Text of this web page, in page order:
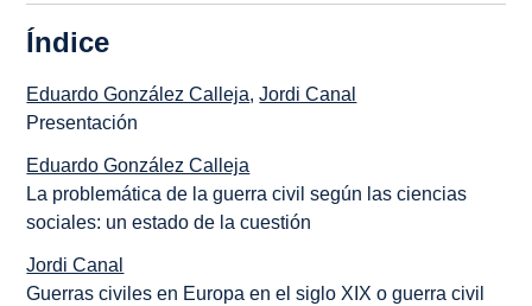
Índice
Eduardo González Calleja,Jordi Canal
Presentación
Eduardo González Calleja
La problemática de la guerra civil según las ciencias
sociales: un estado de la cuestión
Jordi Canal
Guerras civiles en Europa en el siglo XIX o guerra civil